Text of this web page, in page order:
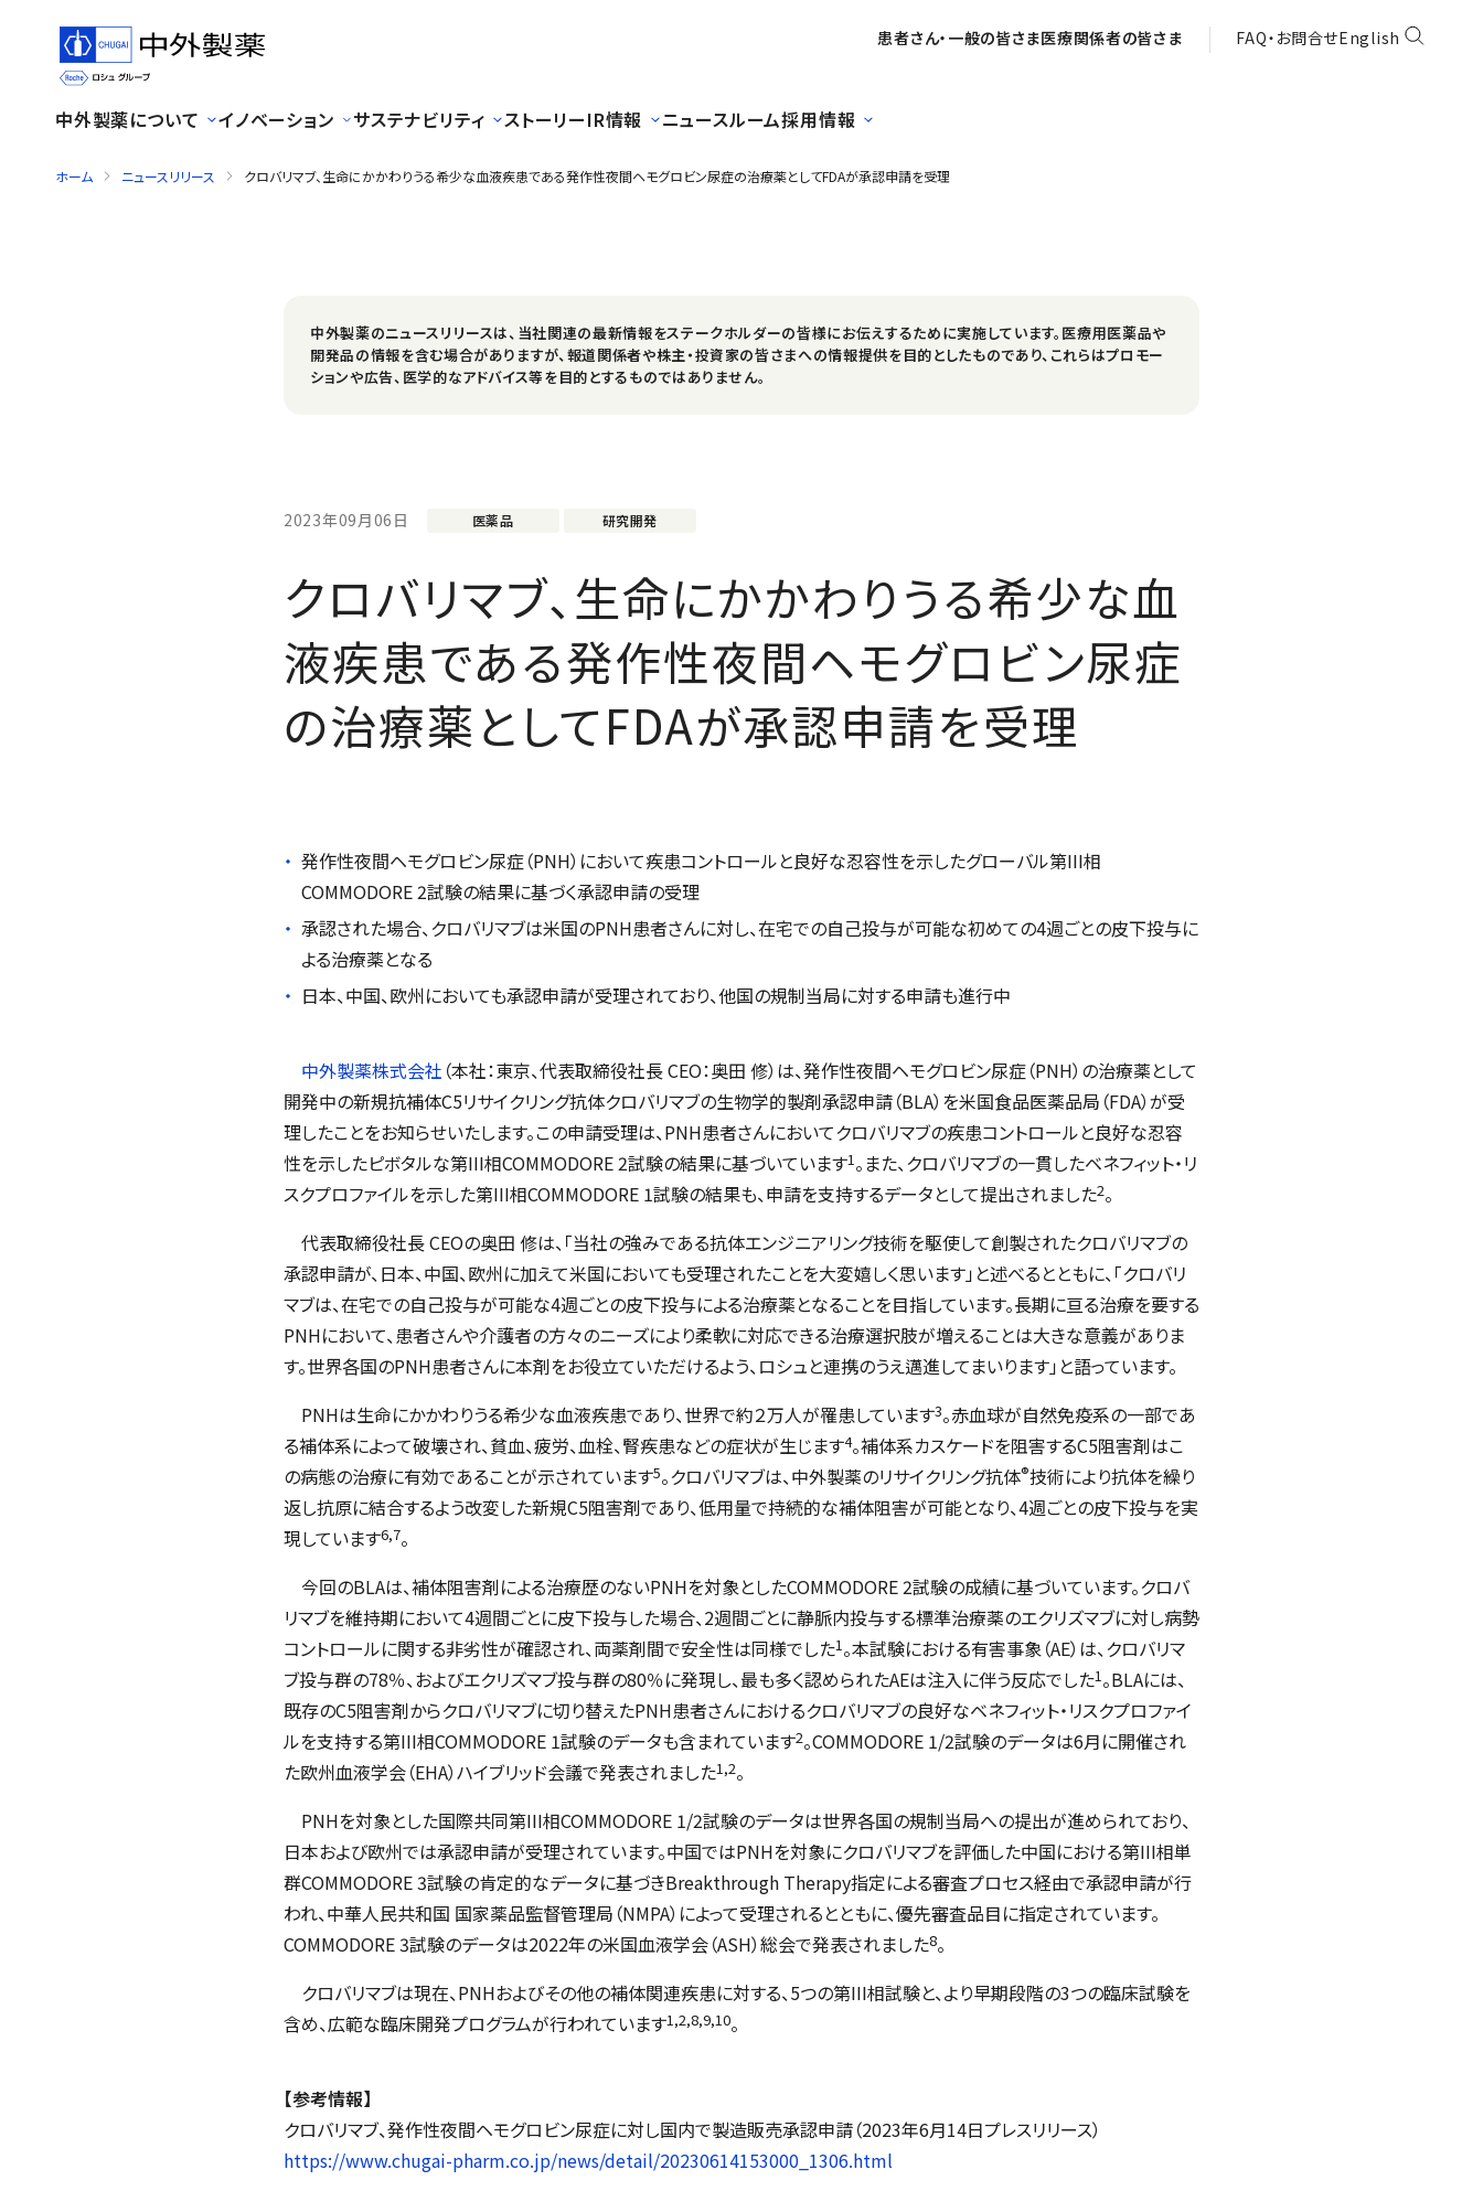
患者さん・一般の皆さま医療関係者の皆さま FAQ・お問合せEnglish
中外製薬について イノベーション サステナビリティ ストーリーIR情報 ニュースルーム採用情報
ホーム ニュースリリース クロバリマブ、生命にかかわりうる希少な血液疾患である発作性夜間ヘモグロビン尿症の治療薬としてFDAが承認申請を受理
中外製薬のニュースリリースは、当社関連の最新情報をステークホルダーの皆様にお伝えするために実施しています。医療用医薬品や
開発品の情報を含む場合がありますが、報道関係者や株主・投資家の皆さまへの情報提供を目的としたものであり、これらはプロモー
ションや広告、医学的なアドバイス等を目的とするものではありません。
2023年09月06日 医薬品 研究開発
クロバリマブ、生命にかかわりうる希少な血
液疾患である発作性夜間ヘモグロビン尿症
の治療薬としてFDAが承認申請を受理
発作性夜間ヘモグロビン尿症（PNH）において疾患コントロールと良好な忍容性を示したグローバル第III相
COMMODORE 2試験の結果に基づく承認申請の受理
承認された場合、クロバリマブは米国のPNH患者さんに対し、在宅での自己投与が可能な初めての4週ごとの皮下投与に
よる治療薬となる
日本、中国、欧州においても承認申請が受理されており、他国の規制当局に対する申請も進行中
中外製薬株式会社 （本社：東京、代表取締役社長 CEO：奥田 修）は、発作性夜間ヘモグロビン尿症（PNH）の治療薬として
開発中の新規抗補体C5リサイクリング抗体クロバリマブの生物学的製剤承認申請（BLA）を米国食品医薬品局（FDA）が受
理したことをお知らせいたします。この申請受理は、PNH患者さんにおいてクロバリマブの疾患コントロールと良好な忍容
性を示したピボタルな第III相COMMODORE 2試験の結果に基づいています1。また、クロバリマブの一貫したベネフィット・リ
スクプロファイルを示した第III相COMMODORE 1試験の結果も、申請を支持するデータとして提出されました2。
代表取締役社長 CEOの奥田 修は、「当社の強みである抗体エンジニアリング技術を駆使して創製されたクロバリマブの
承認申請が、日本、中国、欧州に加えて米国においても受理されたことを大変嬉しく思います」と述べるとともに、「クロバリ
マブは、在宅での自己投与が可能な4週ごとの皮下投与による治療薬となることを目指しています。長期に亘る治療を要する
PNHにおいて、患者さんや介護者の方々のニーズにより柔軟に対応できる治療選択肢が増えることは大きな意義がありま
す。世界各国のPNH患者さんに本剤をお役立ていただけるよう、ロシュと連携のうえ邁進してまいります」と語っています。
PNHは生命にかかわりうる希少な血液疾患であり、世界で約２万人が罹患しています3。赤血球が自然免疫系の一部であ
る補体系によって破壊され、貧血、疲労、血栓、腎疾患などの症状が生じます4。補体系カスケードを阻害するC5阻害剤はこ
の病態の治療に有効であることが示されています5。クロバリマブは、中外製薬のリサイクリング抗体®技術により抗体を繰り
返し抗原に結合するよう改変した新規C5阻害剤であり、低用量で持続的な補体阻害が可能となり、4週ごとの皮下投与を実
現しています6,7。
今回のBLAは、補体阻害剤による治療歴のないPNHを対象としたCOMMODORE 2試験の成績に基づいています。クロバ
リマブを維持期において4週間ごとに皮下投与した場合、2週間ごとに静脈内投与する標準治療薬のエクリズマブに対し病勢
コントロールに関する非劣性が確認され、両薬剤間で安全性は同様でした1。本試験における有害事象（AE）は、クロバリマ
ブ投与群の78％、およびエクリズマブ投与群の80％に発現し、最も多く認められたAEは注入に伴う反応でした1。BLAには、
既存のC5阻害剤からクロバリマブに切り替えたPNH患者さんにおけるクロバリマブの良好なベネフィット・リスクプロファイ
ルを支持する第III相COMMODORE 1試験のデータも含まれています2。COMMODORE 1/2試験のデータは6月に開催され
た欧州血液学会（EHA）ハイブリッド会議で発表されました1,2。
PNHを対象とした国際共同第III相COMMODORE 1/2試験のデータは世界各国の規制当局への提出が進められており、
日本および欧州では承認申請が受理されています。中国ではPNHを対象にクロバリマブを評価した中国における第III相単
群COMMODORE 3試験の肯定的なデータに基づきBreakthrough Therapy指定による審査プロセス経由で承認申請が行
われ、中華人民共和国 国家薬品監督管理局（NMPA）によって受理されるとともに、優先審査品目に指定されています。
COMMODORE 3試験のデータは2022年の米国血液学会（ASH）総会で発表されました8。
クロバリマブは現在、PNHおよびその他の補体関連疾患に対する、5つの第III相試験と、より早期段階の3つの臨床試験を
含め、広範な臨床開発プログラムが行われています1,2,8,9,10。
【参考情報】
クロバリマブ、発作性夜間ヘモグロビン尿症に対し国内で製造販売承認申請（2023年6月14日プレスリリース）
https://www.chugai-pharm.co.jp/news/detail/20230614153000_1306.html